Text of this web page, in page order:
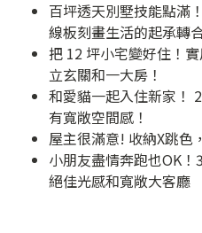
百坪透天別墅技能點滿
線板刻畫生活的起承轉
把 12 坪小宅變好住！
立玄關和一大房！
和愛貓一起入住新家！
有寬敞空間感！
屋主很滿意! 收納X跳色
小朋友盡情奔跑也OK
絕佳光感和寬敞大客廳